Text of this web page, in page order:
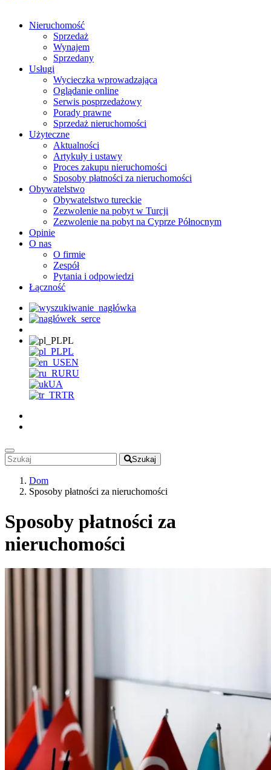
Nieruchomość
Sprzedaż
Wynajem
Sprzedany
Usługi
Wycieczka wprowadzająca
Oglądanie online
Serwis posprzedażowy
Porady prawne
Sprzedaż nieruchomości
Użyteczne
Aktualności
Artykuły i ustawy
Proces zakupu nieruchomości
Sposoby płatności za nieruchomości
Obywatelstwo
Obywatelstwo tureckie
Zezwolenie na pobyt w Turcji
Zezwolenie na pobyt na Cyprze Północnym
Opinie
O nas
O firmie
Zespół
Pytania i odpowiedzi
Łączność
PL
PL
EN
RU
UA
TR
Szukaj
Dom
Sposoby płatności za nieruchomości
Sposoby płatności za
nieruchomości